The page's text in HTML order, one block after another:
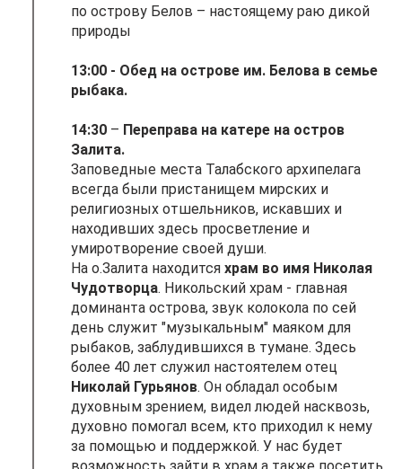
по острову Белов – настоящему раю дикой
природы
13:00 - Обед на острове им. Белова в семье
рыбака.
14:30 – Переправа на катере на остров
Залита.
Заповедные места Талабского архипелага
всегда были пристанищем мирских и
религиозных отшельников, искавших и
находивших здесь просветление и
умиротворение своей души.
На о.Залита находится храм во имя Николая
Чудотворца. Никольский храм - главная
доминанта острова, звук колокола по сей
день служит "музыкальным" маяком для
рыбаков, заблудившихся в тумане. Здесь
более 40 лет служил настоятелем отец
Николай Гурьянов. Он обладал особым
духовным зрением, видел людей насквозь,
духовно помогал всем, кто приходил к нему
за помощью и поддержкой. У нас будет
возможность зайти в храм а также посетить